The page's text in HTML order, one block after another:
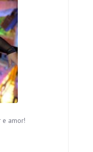
e amor!